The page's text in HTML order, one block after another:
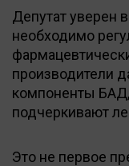
Депутат уверен
необходимо
производители
компоненты
подчеркивают
Это не первое